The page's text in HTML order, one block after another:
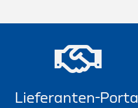
Lieferanten-Portal